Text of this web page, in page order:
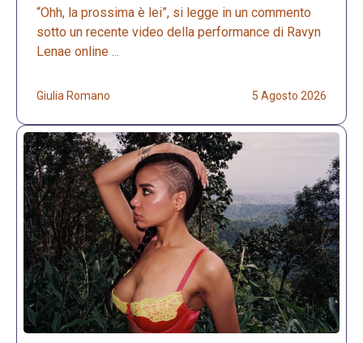
“Ohh, la prossima è lei”, si legge in un commento
sotto un recente video della performance di Ravyn
Lenae online ...
Giulia Romano 5 Agosto 2026